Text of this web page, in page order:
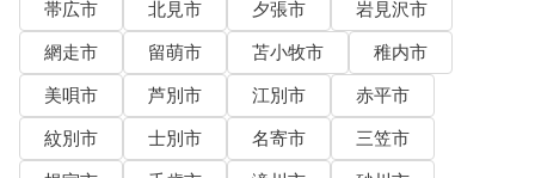
帯広市
北見市 夕張市
岩見沢市
網走市
留萌市 苫小牧市
稚内市
美唄市
芦別市 江別市
赤平市
紋別市
士別市 名寄市
三笠市